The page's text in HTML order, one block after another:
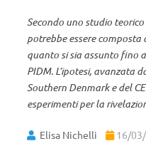
Secondo uno studio
potrebbe essere composta
quanto si sia assunto fino
PIDM. L’ipotesi, avanzata
Southern Denmark e del
esperimenti per la
Elisa Nichelli 16/